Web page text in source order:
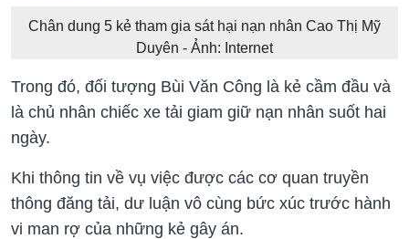
Chân dung 5 kẻ tham gia sát hại nạn nhân Cao Thị Mỹ
Duyên - Ảnh: Internet
Trong đó, đối tượng Bùi Văn Công là kẻ cầm đầu và
là chủ nhân chiếc xe tải giam giữ nạn nhân suốt hai
ngày.
Khi thông tin về vụ việc được các cơ quan truyền
thông đăng tải, dư luận vô cùng bức xúc trước hành
vi man rợ của những kẻ gây án.